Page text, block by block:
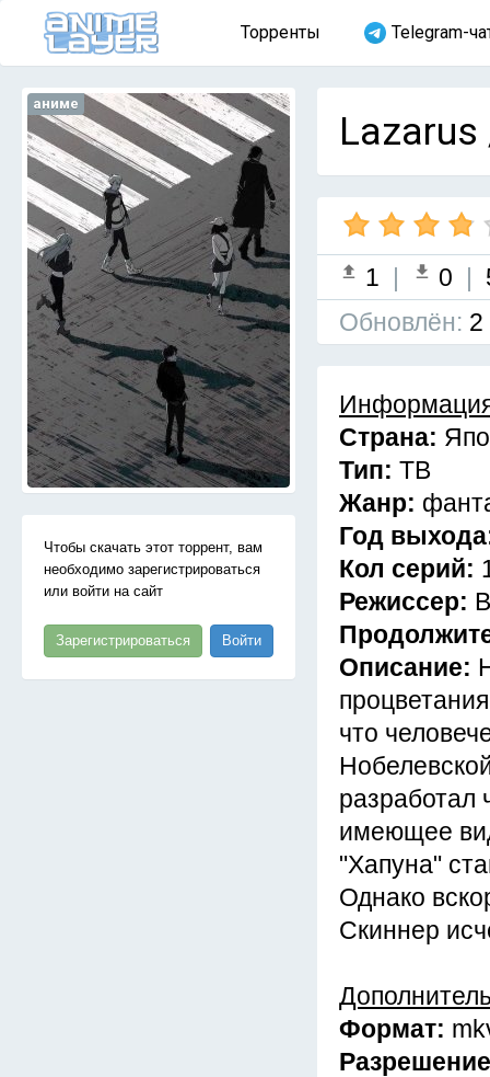
Торренты Telegram-
аниме
Чтобы скачать этот торрент, вам
необходимо зарегистрироваться
или войти на сайт
Зарегистрироваться Войти
1 | 0 |
Обновлён: 2
Страна:
Тип: ТВ
Жанр:
Год
Кол серий:
Режиссер:
Описание:
что
разработал
имеющее
"Хапуна"
Однако
Скиннер
Формат: